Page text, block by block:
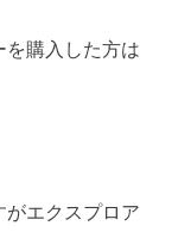
を購入した方は
がエクスプロア